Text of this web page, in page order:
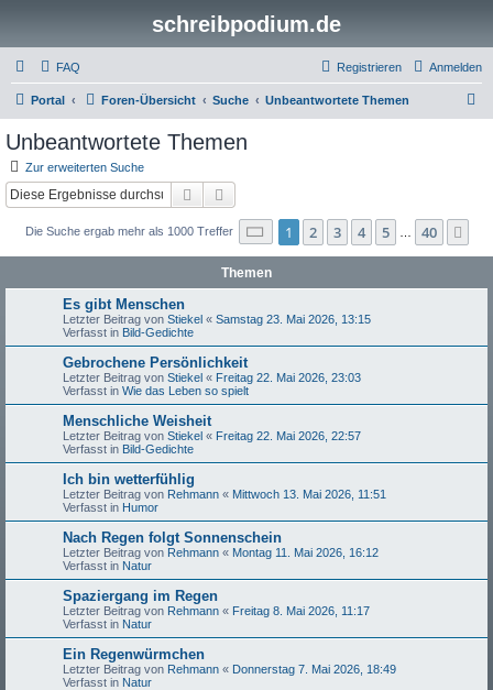
schreibpodium.de
FAQ Anmelden
Registrieren
Portal Foren-Übersicht Suche Unbeantwortete Themen
Unbeantwortete Themen
Zur erweiterten Suche
Suche
Die Suche ergab mehr als 1000 Treffer Seite 1von 40
1 2 3 4 5 40
Themen
Es gibt Menschen
Letzter Beitrag von Stiekel « Samstag 23. Mai 2026, 13:15
Verfasst in Bild-Gedichte
Gebrochene Persönlichkeit
Letzter Beitrag von Stiekel « Freitag 22. Mai 2026, 23:03
Verfasst in Wie das Leben so spielt
Menschliche Weisheit
Letzter Beitrag von Stiekel « Freitag 22. Mai 2026, 22:57
Verfasst in Bild-Gedichte
Ich bin wetterfühlig
Letzter Beitrag von Rehmann « Mittwoch 13. Mai 2026, 11:51
Verfasst in Humor
Nach Regen folgt Sonnenschein
Letzter Beitrag von Rehmann « Montag 11. Mai 2026, 16:12
Verfasst in Natur
Spaziergang im Regen
Letzter Beitrag von Rehmann « Freitag 8. Mai 2026, 11:17
Verfasst in Natur
Ein Regenwürmchen
Letzter Beitrag von Rehmann « Donnerstag 7. Mai 2026, 18:49
Verfasst in Natur